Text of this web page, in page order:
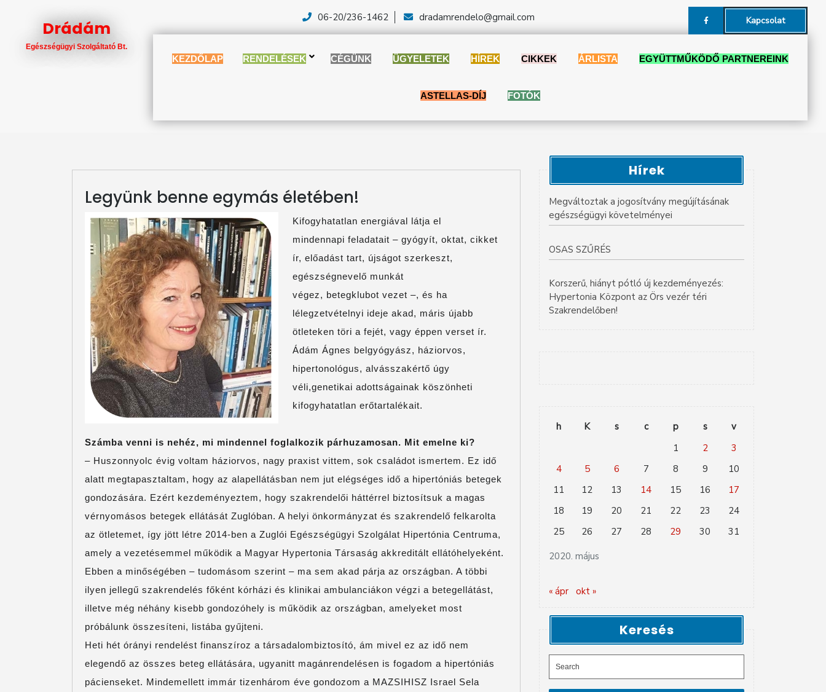
Drádám
Egészségügyi Szolgáltató Bt.
06-20/236-1462 dradamrendelo@gmail.com Kapcsolat
KEZDŐLAP RENDELÉSEK CÉGÜNK ÜGYELETEK HÍREK CIKKEK ÁRLISTA EGYÜTTMŰKÖDŐ PARTNEREINK
ASTELLAS-DÍJ FOTÓK
Legyünk benne egymás életében!
Kifogyhatatlan energiával látja el
mindennapi feladatait – gyógyít, oktat, cikket
ír, előadást tart, újságot szerkeszt,
egészségnevelő munkát
végez, betegklubot vezet –, és ha
lélegzetvételnyi ideje akad, máris újabb
ötleteken töri a fejét, vagy éppen verset ír.
Ádám Ágnes belgyógyász, háziorvos,
hipertonológus, alvásszakértő úgy
véli,genetikai adottságainak köszönheti
kifogyhatatlan erőtartalékait.
Számba venni is nehéz, mi mindennel foglalkozik párhuzamosan. Mit emelne ki?
– Huszonnyolc évig voltam háziorvos, nagy praxist vittem, sok családot ismertem. Ez idő
alatt megtapasztaltam, hogy az alapellátásban nem jut elégséges idő a hipertóniás betegek
gondozására. Ezért kezdeményeztem, hogy szakrendelői háttérrel biztosítsuk a magas
vérnyomásos betegek ellátását Zuglóban. A helyi önkormányzat és szakrendelő felkarolta
az ötletemet, így jött létre 2014-ben a Zuglói Egészségügyi Szolgálat Hipertónia Centruma,
amely a vezetésemmel működik a Magyar Hypertonia Társaság akkreditált ellátóhelyeként.
Ebben a minőségében – tudomásom szerint – ma sem akad párja az országban. A többi
ilyen jellegű szakrendelés főként kórházi és klinikai ambulanciákon végzi a betegellátást,
illetve még néhány kisebb gondozóhely is működik az országban, amelyeket most
próbálunk összesíteni, listába gyűjteni.
Heti hét órányi rendelést finanszíroz a társadalombiztosító, ám mivel ez az idő nem
elegendő az összes beteg ellátására, ugyanitt magánrendelésen is fogadom a hipertóniás
pácienseket. Mindemellett immár tizenhárom éve gondozom a MAZSIHISZ Israel Sela
Hírek
Megváltoztak a jogosítvány megújításának
egészségügyi követelményei
OSAS SZŰRÉS
Korszerű, hiányt pótló új kezdeményezés:
Hypertonia Központ az Örs vezér téri
Szakrendelőben!
2020. május
h K s c p s
v
1
2
3
4
5 6 7 8 9
10
11
12 13 14 15 16
17
18
19 20 21 22 23
24
25
26 27 28 29 30 31
« ápr okt »
Keresés
Search
for: